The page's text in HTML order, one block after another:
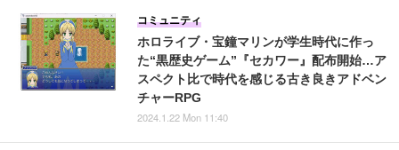
ホロライブ・宝鐘マリンが学生時代に作っ
た“黒歴史ゲーム”『セカワー』配布開始…ア
スペクト比で時代を感じる古き良きアドベン
チャーRPG
コミュニティ
2024.1.22 Mon 11:40